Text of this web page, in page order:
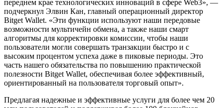
переднем крае технологических инноваций в сфере Web3», —
подчеркнул Элвин Кан, главный операционный директор
Bitget Wallet. «Эти функции используют наши передовые
возможности мультичейн обмена, а также наши смарт
алгоритмы для корректировки комиссии, чтобы наши
пользователи могли совершать транзакции быстро и с
высоким процентом успеха даже в пиковые периоды. Это
часть нашего обязательства по повышению практической
полезности Bitget Wallet, обеспечивая более эффективный,
ориентированный на пользователя торговый опыт».
Предлагая надежные и эффективные услуги для более чем 20